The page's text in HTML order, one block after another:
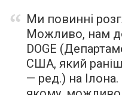
Ми повинні
Можливо, нам
DOGE
США, який
— ред.) на